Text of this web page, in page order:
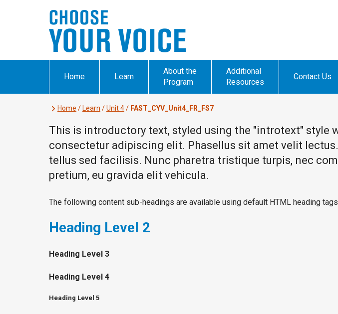
Home Learn
About the
Program
Additional
Resources
Contact Us
Home / Learn /Unit 4/ FAST_CYV_Unit4_FR_FS7
This is introductory text, styled using the "introtext"
consectetur adipiscing elit. Phasellus sit amet velit
tellus sed facilisis. Nunc pharetra tristique turpis, nec
pretium, eu gravida elit vehicula.
The following content sub-headings are available using default HTML heading
Heading Level 2
Heading Level 3
Heading Level 4
Heading Level 5